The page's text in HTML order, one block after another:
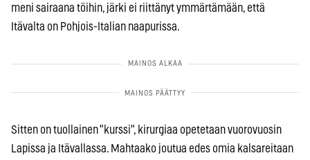
meni sairaana töihin, järki ei riittänyt ymmärtämään, että
Itävalta on Pohjois-Italian naapurissa.
Sitten on tuollainen "kurssi", kirurgiaa opetetaan vuorovuosin
Lapissa ja Itävallassa. Mahtaako joutua edes omia kalsareitaan